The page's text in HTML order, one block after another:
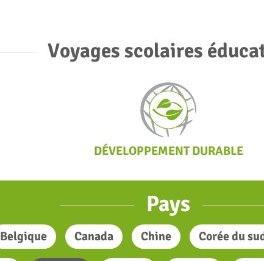
Voyages scolaires
DÉVELOPPEMENT DURABLE
Pays
Belgique Canada Chine Corée du